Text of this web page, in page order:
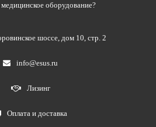
медицинское оборудование?
шоссе, дом 10, стр. 2
info@esus.ru
Лизинг
Оплата и доставка